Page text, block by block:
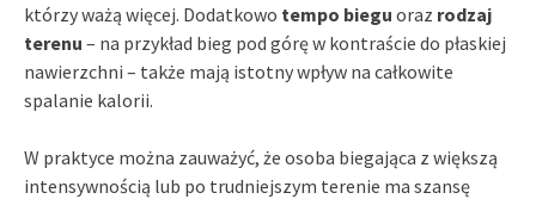
którzy ważą więcej. Dodatkowo tempo biegu oraz rodzaj
terenu – na przykład bieg pod górę w kontraście do płaskiej
nawierzchni – także mają istotny wpływ na całkowite
spalanie kalorii.
W praktyce można zauważyć, że osoba biegająca z większą
intensywnością lub po trudniejszym terenie ma szansę